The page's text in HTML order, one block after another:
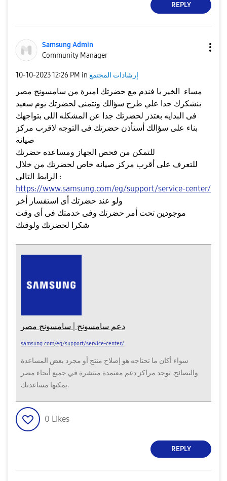
REPLY
Samsung Admin
Community Manager
‎10-10-202312:26 PM in إرشادات المجتمع
مساء الخير يا فندم مع حضرتك اميرة من سامسونج مصر
بنشكرك جدا علي طرح سؤالك ونتمنى لحضرتك يوم سعيد
فى البدايه بعتذر لحضرتك جدا عن المشكله اللى بتواجهك
بناء على سؤالك أستأذن حضرتك فى التوجه لاقرب مركز
للتعرف على أقرب مركز صيانه خاص لحضرتك من خلال
الرابط التالى :
https://www.samsung.com/eg/support/service-center/
ولو عند حضرتك أى استفسار أخر
موجودين تحت أمر حضرتك وفى خدمتك فى أى وقت
شكرا لحضرتك ولوقتك
دعم سامسونج | سامسونج مصر
samsung.com/eg/support/service-center/
سواء أكان ما تحتاجه هو إصلاح منتج أو مجرد بعض المساعدة
والنصائح. توجد مراكز دعم معتمدة منتشرة في جميع أنحاء مصر
يمكنها مساعدتك.
0 Likes
REPLY